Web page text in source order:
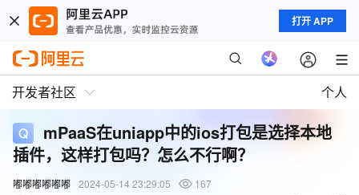
打开 APP
开发者社区 个人
mPaaS在uniapp中的ios打包是选择本地
插件，这样打包吗？怎么不行啊？
嘟嘟嘟嘟嘟嘟 2024-05-14 23:29:05
167